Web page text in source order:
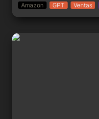
Amazon GPT Ventas
VocAI